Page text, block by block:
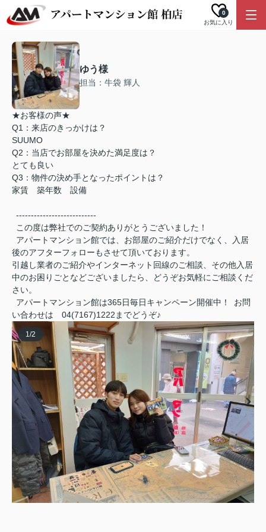
お気に入り
0
ゆう様
担当：牛袋 輝人
★お客様の声★
Q1：来店のきっかけは？
SUUMO
Q2：当店でお部屋を決めた満足度は？
とても良い
Q3：物件の決め手となったポイントは？
家賃 築年数 設備
---------------------------
この度は弊社でのご契約ありがとうございました！
アパートマンション館では、お部屋のご紹介だけでなく、入居
後のアフターフォローもさせて頂いております。
引越し業者のご紹介やインターネット回線のご相談、その他入居
中のお困りごとなどございましたら、どうぞお気軽にご相談くだ
さい。
アパートマンション館は365日毎日キャンペーン開催中！ お問
い合わせは 04(7167)1222までどうぞ♪
1/2